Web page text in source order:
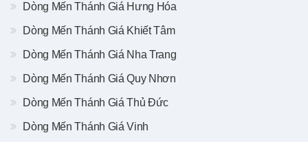
Dòng Mến Thánh Giá Hưng Hóa
Dòng Mến Thánh Giá Khiết Tâm
Dòng Mến Thánh Giá Nha Trang
Dòng Mến Thánh Giá Quy Nhơn
Dòng Mến Thánh Giá Thủ Đức
Dòng Mến Thánh Giá Vinh